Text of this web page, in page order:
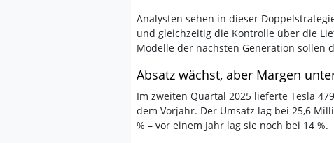
Analysten sehen in dieser
und gleichzeitig die Kontrolle über die
Modelle der nächsten Generation sollen
Absatz wächst, aber Margen
Im zweiten Quartal 2025 lieferte Tesla
dem Vorjahr. Der Umsatz lag bei 25,6
% – vor einem Jahr lag sie noch bei 14 %.